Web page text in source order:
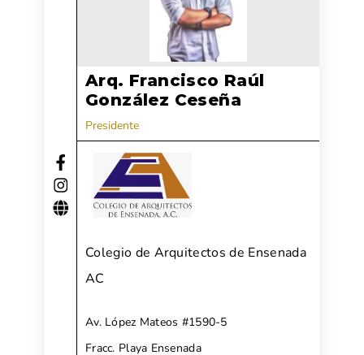
Arq. Francisco Raúl
González Ceseña
Presidente
Colegio de Arquitectos de Ensenada
AC
Av. López Mateos #1590-5
Fracc. Playa Ensenada